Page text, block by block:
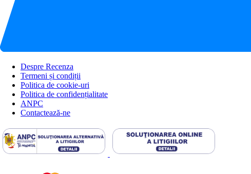
Despre Recenza
Termeni și condiții
Politica de cookie-uri
Politica de confidențialitate
ANPC
Contactează-ne